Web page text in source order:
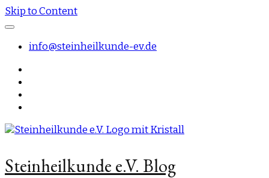
Skip to Content
info@steinheilkunde-ev.de
Steinheilkunde e.V. Blog